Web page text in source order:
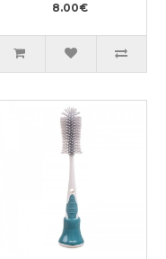
8.00€